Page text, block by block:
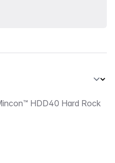
HDD40 Hard Rock